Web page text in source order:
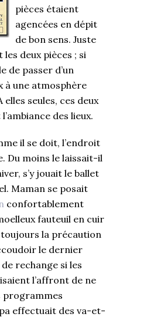
pièces étaient
agencées en dépit
de bon sens. Juste
deux pièces ; si
de passer d’un
à une atmosphère
seules, ces deux
des lieux.
il se doit, l’endroit
Du moins le laissait-il
s’y jouait le ballet
Maman se posait
confortablement
fauteuil en cuir
la précaution
le dernier
rechange si les
l’affront de ne
programmes
effectuait des va-et-